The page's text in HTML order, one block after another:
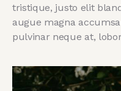
tristique, justo elit
augue magna
pulvinar neque at,